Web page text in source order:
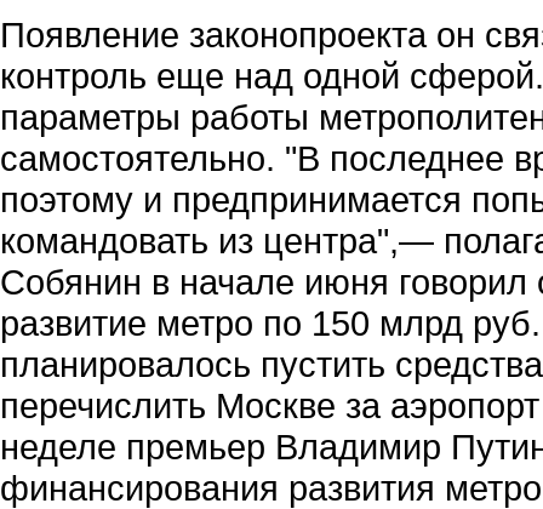
Появление законопроекта он
контроль еще над одной
параметры работы
самостоятельно. "В последнее
поэтому и предпринимается
командовать из центра",—
Собянин в начале июня говорил
развитие метро по 150 млрд
планировалось пустить
перечислить Москве за
неделе премьер Владимир
финансирования развития